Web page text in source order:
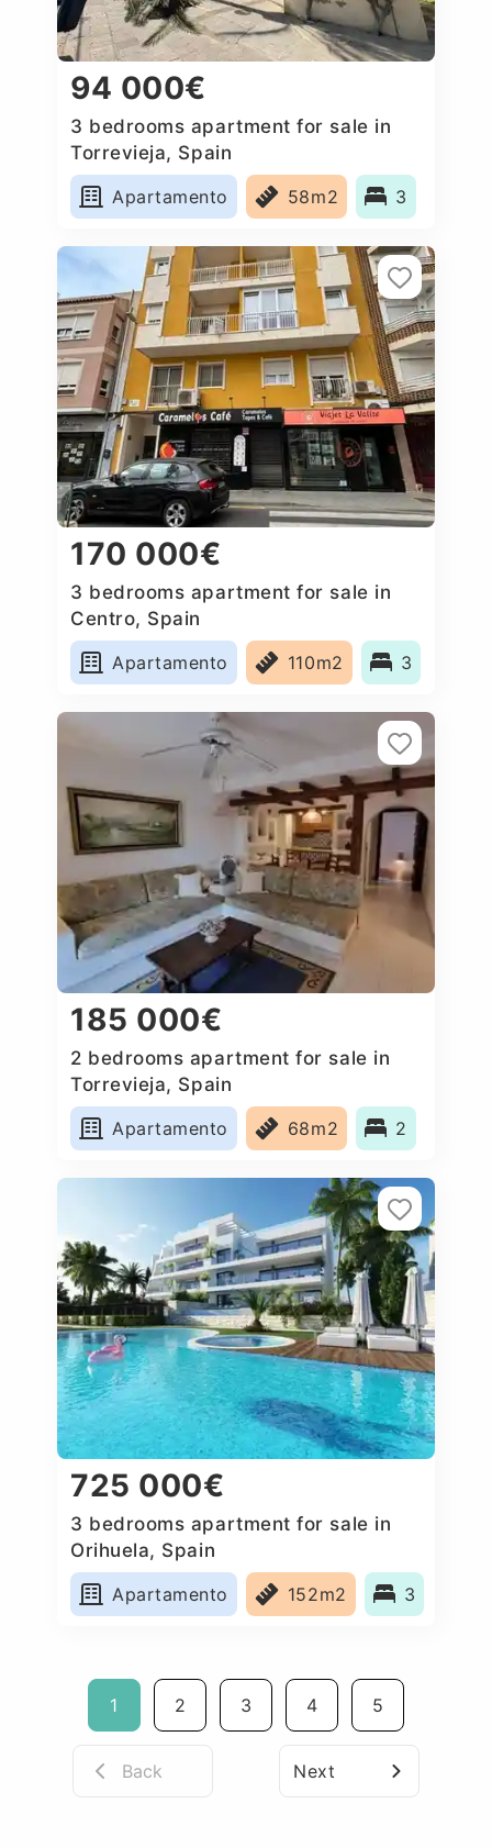
94 000€
3 bedrooms apartment for sale in
Torrevieja, Spain
Apartamento
58m2 3
170 000€
3 bedrooms apartment for sale in
Centro, Spain
Apartamento
110m2 3
185 000€
2 bedrooms apartment for sale in
Torrevieja, Spain
Apartamento
68m2 2
725 000€
3 bedrooms apartment for sale in
Orihuela, Spain
Apartamento
152m2 3
1 2 3 4 5
Back Next